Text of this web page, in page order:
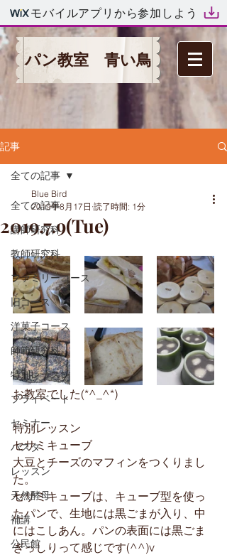
モバイルアプリから参加しよう
パン教室 青い鳥
記事
全ての記事
講師研究科
教師研究科
ファミリーコース
旧コース
洋菓子コース
師範研究科
特別レッスン
プライベート
セミナー
パスタ
レッスン
天然酵母
補講
公民館
全ての記事
2019.7.9(Tue)
Blue Bird
2019年8月17日 読了時間: 1分
お教室でした(*^_^*)
特別レッスン
セサミキューブ
大豆とチーズのマフィンをつくりまし
た。
セサミキューブは、キューブ型を使っ
たパンで、生地には黒ごまが入り、中
にはこしあん。パンの表面には黒ごま
ぎっしりって感じです(^^)v